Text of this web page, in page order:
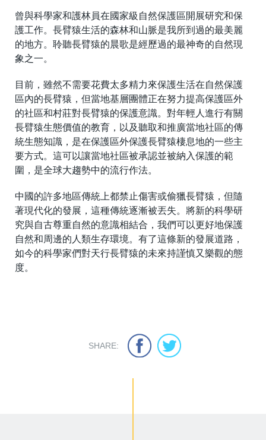
曾與科學家和護林員在國家級自然保護區開展研究和保
護工作。長臂猿生活的森林和山脈是我所到過的最美麗
的地方。聆聽長臂猿的晨歌是經歷過的最神奇的自然現
象之一。
目前，雖然不需要花費太多精力來保護生活在自然保護
區內的長臂猿，但當地基層團體正在努力提高保護區外
的社區和村莊對長臂猿的保護意識。對年輕人進行有關
長臂猿生態價值的教育，以及聽取和推廣當地社區的傳
統生態知識，是在保護區外保護長臂猿棲息地的一些主
要方式。這可以讓當地社區被承認並被納入保護的範
圍，是全球大趨勢中的流行作法。
中國的許多地區傳統上都禁止傷害或偷獵長臂猿，但隨
著現代化的發展，這種傳統逐漸被丟失。將新的科學研
究與自古尊重自然的意識相結合，我們可以更好地保護
自然和周邊的人類生存環境。有了這條新的發展道路，
如今的科學家們對天行長臂猿的未來持謹慎又樂觀的態
度。
SHARE: